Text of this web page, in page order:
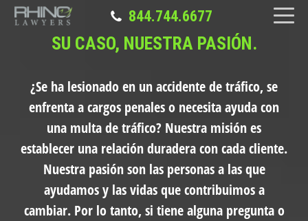
844.744.6677
SU CASO, NUESTRA PASIÓN.
¿Se ha lesionado en un accidente de tráfico, se
enfrenta a cargos penales o necesita ayuda con
una multa de tráfico? Nuestra misión es
establecer una relación duradera con cada cliente.
Nuestra pasión son las personas a las que
ayudamos y las vidas que contribuimos a
cambiar. Por lo tanto, si tiene alguna pregunta o